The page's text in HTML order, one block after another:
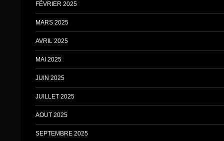
FÉVRIER 2025
MARS 2025
AVRIL 2025
MAI 2025
JUIN 2025
JUILLET 2025
AOUT 2025
SEPTEMBRE 2025